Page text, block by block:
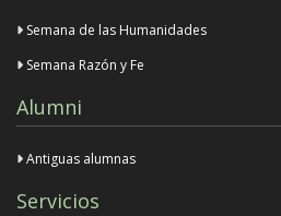
Semana de las Humanidades
Semana Razón y Fe
Alumni
Antiguas alumnas
Servicios